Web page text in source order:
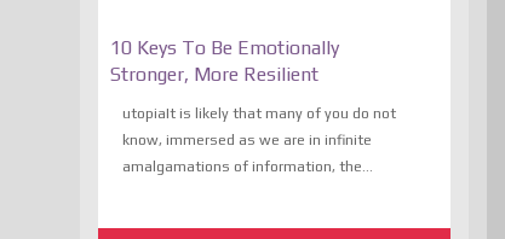
10 Keys To Be Emotionally
Stronger, More Resilient
utopiaIt is likely that many of you do not
know, immersed as we are in infinite
amalgamations of information, the...